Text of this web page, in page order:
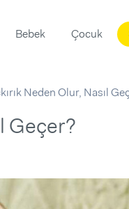
Bebek Çocuk
Neden Olur, Nasıl
Geçer?